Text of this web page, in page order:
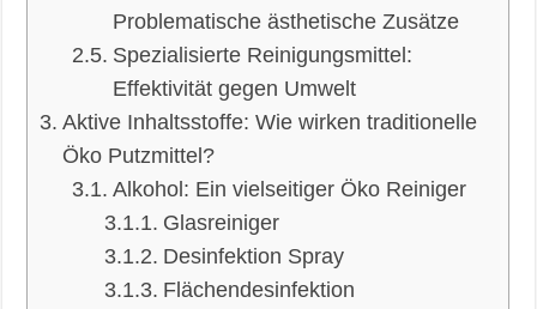
Problematische ästhetische Zusätze
Spezialisierte Reinigungsmittel:
Effektivität gegen Umwelt
Aktive Inhaltsstoffe: Wie wirken traditionelle
Öko Putzmittel?
Alkohol: Ein vielseitiger Öko Reiniger
Glasreiniger
Desinfektion Spray
Flächendesinfektion